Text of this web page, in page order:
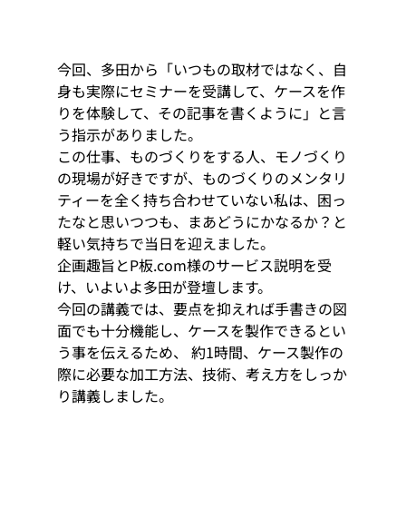
今回、多田から「いつもの取材ではなく、自
身も実際にセミナーを受講して、ケースを作
りを体験して、その記事を書くように」と言
う指示がありました。
この仕事、ものづくりをする人、モノづくり
の現場が好きですが、ものづくりのメンタリ
ティーを全く持ち合わせていない私は、困っ
たなと思いつつも、まあどうにかなるか？と
軽い気持ちで当日を迎えました。
企画趣旨とP板.com様のサービス説明を受
け、いよいよ多田が登壇します。
今回の講義では、要点を抑えれば手書きの図
面でも十分機能し、ケースを製作できるとい
う事を伝えるため、 約1時間、ケース製作の
際に必要な加工方法、技術、考え方をしっか
り講義しました。